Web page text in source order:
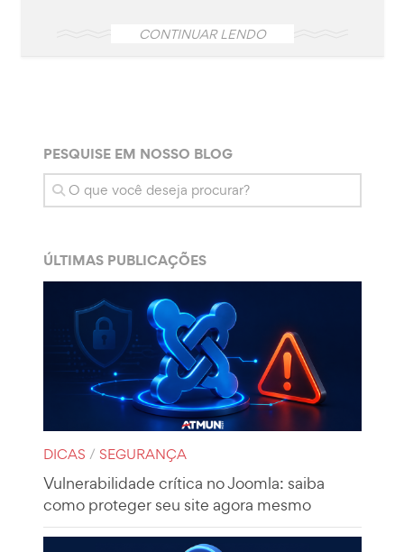
CONTINUAR LENDO
PESQUISE EM NOSSO BLOG
ÚLTIMAS PUBLICAÇÕES
DICAS / SEGURANÇA
Vulnerabilidade crítica no Joomla: saiba
como proteger seu site agora mesmo